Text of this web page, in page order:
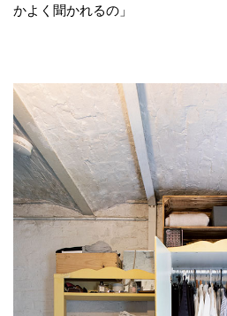
かよく聞かれるの」